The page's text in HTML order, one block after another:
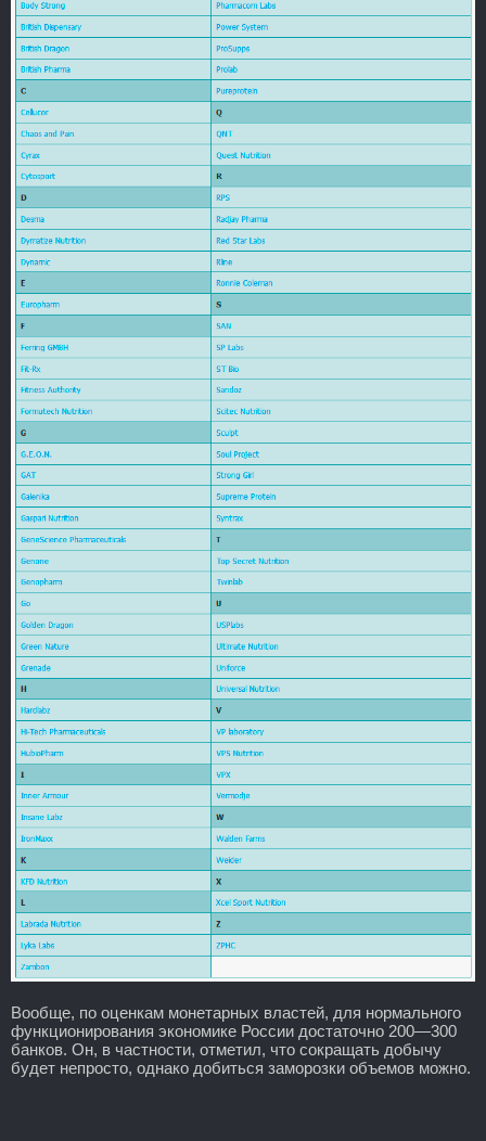
Вообще, по оценкам монетарных властей, для нормального
функционирования экономике России достаточно 200—300
банков. Он, в частности, отметил, что сокращать добычу
будет непросто, однако добиться заморозки объемов можно.